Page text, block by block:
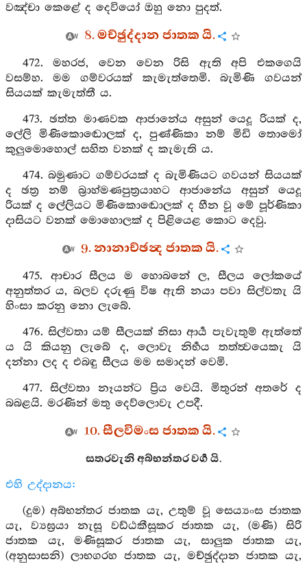
වඤ්චා කෙළේ ද දෙවියෝ ඔහු නො පුදත්.
8. මච්ඡුද්දාන ජාතක යි.
472. මහරජ, වෙන වෙන රිසි ඇති අපි එකගෙයි
වසම්හ. මම ගම්වරයක් කැමැත්තෙමි. බැමිණි ගවයන්
සියයක් කැමැත්තී ය.
473. ඡත්ත මාණවක ආජානේය අසුන් යෙදූ රියක් ද,
ලේලි මිණිකොඬොලක් ද, පුණ්ණිකා නම් මිඩි තොමෝ
කුලුමොහොල් සහිත වනක් ද කැමැති ය.
474. බමුණාට ගම්වරයක් ද බැමිණියට ගවයන් සියයක්
ද ඡත්‍ර නම් බ්‍රාහ්මණපුත්‍රයාහට ආජානේය අසුන් යෙදූ
රියක් ද ලේලියට මිණිකොඬොලක් ද හීන වූ මේ පූර්ණිකා
දාසියට වනක් මොහොලක් ද පිළියෙළ කොට දෙවු.
9. නානාච්ඡන්‍ද ජාතක යි.
475. ආචාර සීලය ම හොබනේ ල, සීලය ලෝකයේ
අනුත්තර ය, බලව දරුණු විෂ ඇති නයා පවා සිල්වතැ යි
හිංසා කරනු නො ලැබේ.
476. සිල්වතා යම් සීලයක් නිසා ආර්‍ය පැවැතුම් ඇත්තේ
ය යි කියනු ලැබේ ද, ලොවැ නිර්‍භය තත්ත්‍වයෙකැ යි
දන්නා ලද ද එබඳු සීලය මම සමාදන් වෙමි.
477. සිල්වතා නෑයන්ට ප්‍රිය වෙයි. මිතුරන් අතරේ ද
බබළයි. මරණින් මතු දෙව්ලොවැ උපදී.
10. සීලවිමංස ජාතක යි.
සතරවැනි අබ්භන්තර වර්‍ග යි.
එහි උද්දානය:
(දුම) අබ්භන්තර ජාතක යැ, උතුම් වූ සෙය්‍යංස ජාතක
යැ, ව්‍යඝ්‍රයා නැසූ වඩ්ඨකීසූකර ජාතක යැ, (මණි) සිරි
ජාතක යැ, මණිසූකර ජාතක යැ, සාලුක ජාතක යැ,
(අනුසාසනි) ලාභගරහ ජාතක යැ, මච්ඡුද්දාන ජාතක යැ,